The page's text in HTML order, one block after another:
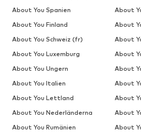
About You Spanien
About
About You Finland
About
About You Schweiz (fr)
About
About You Luxemburg
About
About You Ungern
About
About You Italien
About
About You Lettland
About
About You Nederländerna
About
About You Rumänien
About